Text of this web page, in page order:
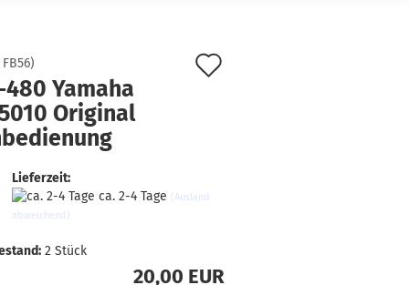
KONTAKT
FB56)
480 Yamaha
Original
Lieferzeit:
ca. 2-4 Tage (Ausland
abweichend)
2 Stück
20,00 EUR